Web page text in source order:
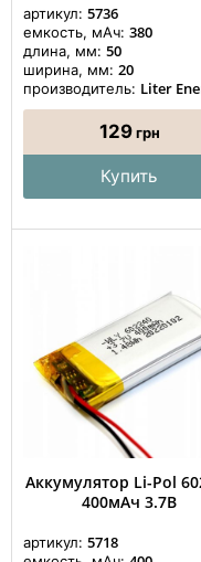
артикул: 5736
емкость, мАч: 380
длина, мм: 50
ширина, мм: 20
производитель: Liter
129грн
Купить
Аккумулятор Li-Pol
400мАч 3.7В
артикул: 5718